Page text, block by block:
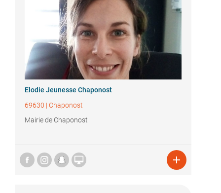
Elodie Jeunesse Chaponost
69630 | Chaponost
Mairie de Chaponost
 